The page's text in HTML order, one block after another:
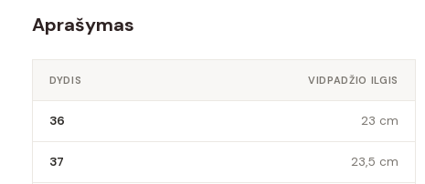
Aprašymas
DYDIS VIDPADŽIO ILGIS
36 23 cm
37 23,5 cm